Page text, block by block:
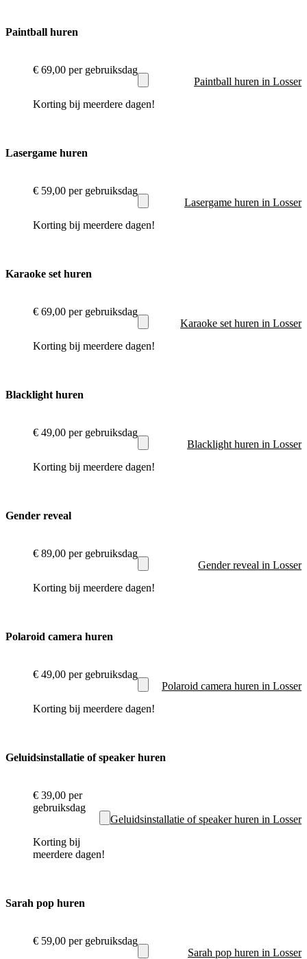
Paintball huren
€ 69,00 per gebruiksdag
Korting bij meerdere dagen!
Paintball huren in Losser
Lasergame huren
€ 59,00 per gebruiksdag
Korting bij meerdere dagen!
Lasergame huren in Losser
Karaoke set huren
€ 69,00 per gebruiksdag
Korting bij meerdere dagen!
Karaoke set huren in Losser
Blacklight huren
€ 49,00 per gebruiksdag
Korting bij meerdere dagen!
Blacklight huren in Losser
Gender reveal
€ 89,00 per gebruiksdag
Korting bij meerdere dagen!
Gender reveal in Losser
Polaroid camera huren
€ 49,00 per gebruiksdag
Korting bij meerdere dagen!
Polaroid camera huren in Losser
Geluidsinstallatie of speaker huren
€ 39,00 per
gebruiksdag
Korting bij
meerdere dagen!
Geluidsinstallatie of speaker huren in Losser
Sarah pop huren
€ 59,00 per gebruiksdag
Sarah pop huren in Losser